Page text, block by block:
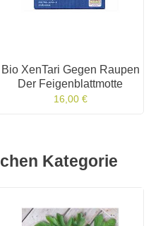
Bio XenTari Gegen Raupen
Der Feigenblattmotte
16,00 €
Kategorie